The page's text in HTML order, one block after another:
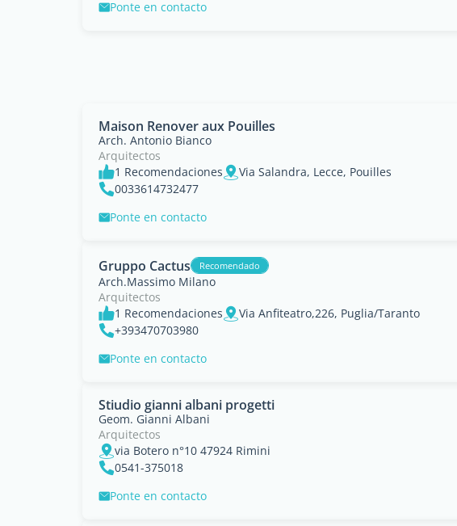
Ponte en contacto
Maison Renover aux Pouilles
Arch. Antonio Bianco
Arquitectos
1 Recomendaciones
Via Salandra, Lecce, Pouilles
0033614732477
Ponte en contacto
Gruppo Cactus Recomendado
Arch.Massimo Milano
Arquitectos
1 Recomendaciones
Via Anfiteatro,226, Puglia/Taranto
+393470703980
Ponte en contacto
Stiudio gianni albani progetti
Geom. Gianni Albani
Arquitectos
via Botero n°10 47924 Rimini
0541-375018
Ponte en contacto